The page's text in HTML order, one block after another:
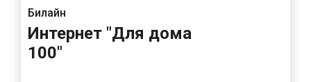
Билайн
Интернет "Для дома
100"